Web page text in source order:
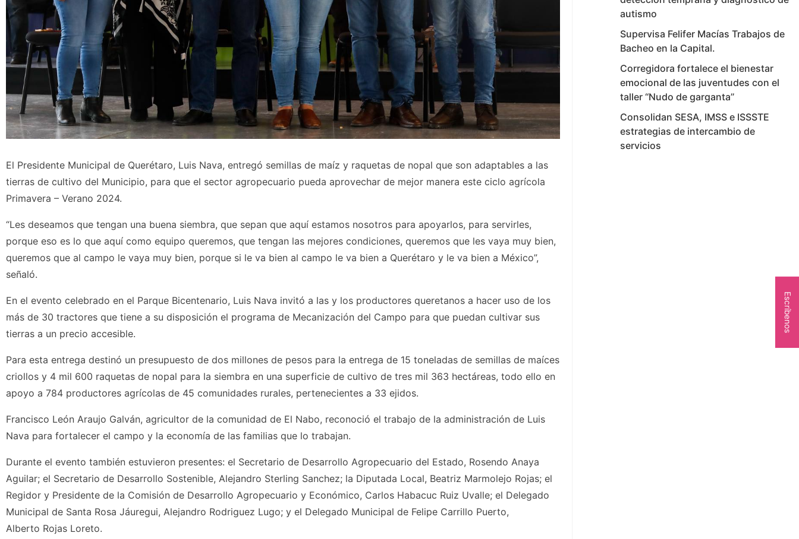
El Presidente Municipal de Querétaro, Luis Nava, entregó semillas de maíz y raquetas de nopal que son adaptables a las
tierras de cultivo del Municipio, para que el sector agropecuario pueda aprovechar de mejor manera este ciclo agrícola
Primavera – Verano 2024.
“Les deseamos que tengan una buena siembra, que sepan que aquí estamos nosotros para apoyarlos, para servirles,
porque eso es lo que aquí como equipo queremos, que tengan las mejores condiciones, queremos que les vaya muy bien,
queremos que al campo le vaya muy bien, porque si le va bien al campo le va bien a Querétaro y le va bien a México”,
señaló.
En el evento celebrado en el Parque Bicentenario, Luis Nava invitó a las y los productores queretanos a hacer uso de los
más de 30 tractores que tiene a su disposición el programa de Mecanización del Campo para que puedan cultivar sus
tierras a un precio accesible.
Para esta entrega destinó un presupuesto de dos millones de pesos para la entrega de 15 toneladas de semillas de maíces
criollos y 4 mil 600 raquetas de nopal para la siembra en una superficie de cultivo de tres mil 363 hectáreas, todo ello en
apoyo a 784 productores agrícolas de 45 comunidades rurales, pertenecientes a 33 ejidos.
Francisco León Araujo Galván, agricultor de la comunidad de El Nabo, reconoció el trabajo de la administración de Luis
Nava para fortalecer el campo y la economía de las familias que lo trabajan.
Durante el evento también estuvieron presentes: el Secretario de Desarrollo Agropecuario del Estado, Rosendo Anaya
Aguilar; el Secretario de Desarrollo Sostenible, Alejandro Sterling Sanchez; la Diputada Local, Beatriz Marmolejo Rojas; el
Regidor y Presidente de la Comisión de Desarrollo Agropecuario y Económico, Carlos Habacuc Ruiz Uvalle; el Delegado
Municipal de Santa Rosa Jáuregui, Alejandro Rodriguez Lugo; y el Delegado Municipal de Felipe Carrillo Puerto,
Alberto Rojas Loreto.
autismo
Supervisa Felifer Macías Trabajos de
Bacheo en la Capital.
Corregidora fortalece el bienestar
emocional de las juventudes con el
taller ‘‘Nudo de garganta’’
Consolidan SESA, IMSS e ISSSTE
estrategias de intercambio de
servicios
Escríbenos